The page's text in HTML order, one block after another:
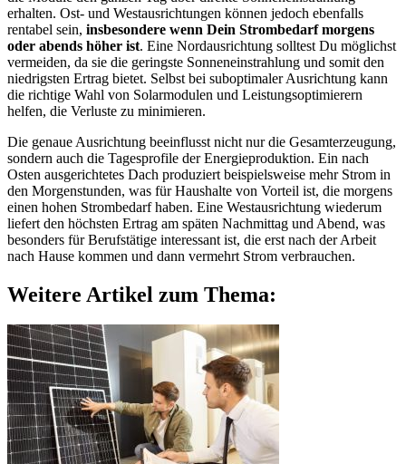
erhalten. Ost- und Westausrichtungen können jedoch ebenfalls
rentabel sein, insbesondere wenn Dein Strombedarf morgens
oder abends höher ist. Eine Nordausrichtung solltest Du möglichst
vermeiden, da sie die geringste Sonneneinstrahlung und somit den
niedrigsten Ertrag bietet. Selbst bei suboptimaler Ausrichtung kann
die richtige Wahl von Solarmodulen und Leistungsoptimierern
helfen, die Verluste zu minimieren.
Die genaue Ausrichtung beeinflusst nicht nur die Gesamterzeugung,
sondern auch die Tagesprofile der Energieproduktion. Ein nach
Osten ausgerichtetes Dach produziert beispielsweise mehr Strom in
den Morgenstunden, was für Haushalte von Vorteil ist, die morgens
einen hohen Strombedarf haben. Eine Westausrichtung wiederum
liefert den höchsten Ertrag am späten Nachmittag und Abend, was
besonders für Berufstätige interessant ist, die erst nach der Arbeit
nach Hause kommen und dann vermehrt Strom verbrauchen.
Weitere Artikel zum Thema: